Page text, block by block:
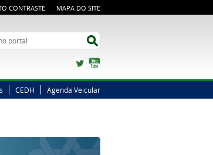
CONTRASTE MAPA DO SITE
Twitter
CEDH Agenda Veicular